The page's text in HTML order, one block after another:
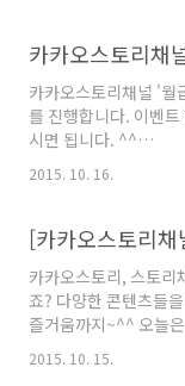
소식받기 부탁드려요
월급받는날 :
https://
카카오스토리채널 '월
를 진행합니다. 이벤
시면 됩니다. ^^
https://
2015. 10. 16.
카카오스토리, 스토리
죠? 다양한 콘텐츠들
즐거움까지~^^ 오늘
오스토리채널 하나를
로 '월급받는날' 입니다.
2015. 10. 15.